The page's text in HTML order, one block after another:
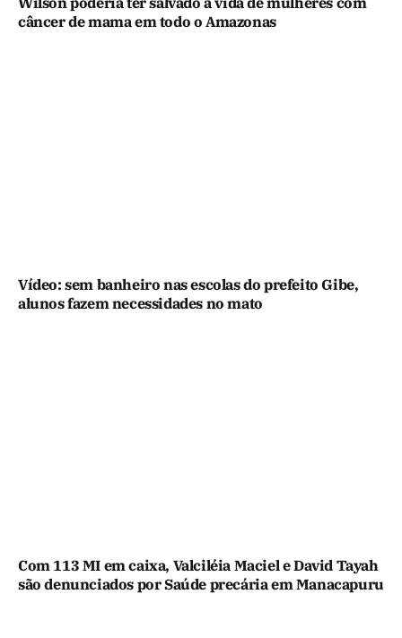
câncer de mama em todo o Amazonas
Vídeo: sem banheiro nas escolas do prefeito Gibe,
alunos fazem necessidades no mato
Com 113 MI em caixa, Valciléia Maciel e David Tayah
são denunciados por Saúde precária em Manacapuru